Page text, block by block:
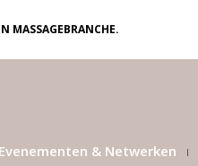
MASSAGEBRANCHE.
Evenementen & Netwerken